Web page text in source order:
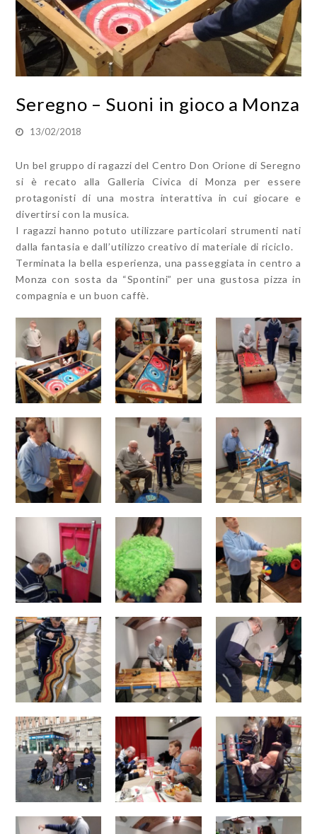
Seregno – Suoni in gioco a Monza
13/02/2018
Un bel gruppo di ragazzi del Centro Don Orione di Seregno
si è recato alla Galleria Civica di Monza per essere
protagonisti di una mostra interattiva in cui giocare e
divertirsi con la musica.
I ragazzi hanno potuto utilizzare particolari strumenti nati
dalla fantasia e dall’utilizzo creativo di materiale di riciclo.
Terminata la bella esperienza, una passeggiata in centro a
Monza con sosta da “Spontini” per una gustosa pizza in
compagnia e un buon caffè.